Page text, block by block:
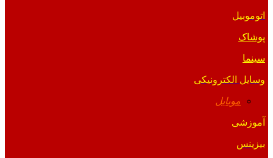
اتوموبیل
پوشاک
سینما
وسایل الکترونیکی
موبایل
آموزشی
بیزینس